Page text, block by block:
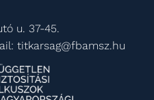
u. 37-45.
titkarsag@fbamsz.hu